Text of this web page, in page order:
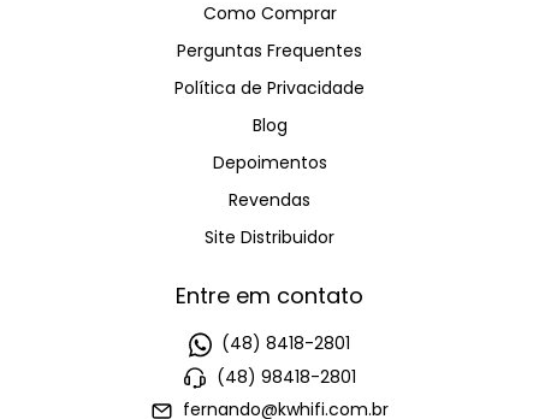
Como Comprar
Perguntas Frequentes
Política de Privacidade
Blog
Depoimentos
Revendas
Site Distribuidor
Entre em contato
(48) 8418-2801
(48) 98418-2801
fernando@kwhifi.com.br